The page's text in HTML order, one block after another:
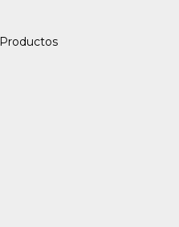
Productos